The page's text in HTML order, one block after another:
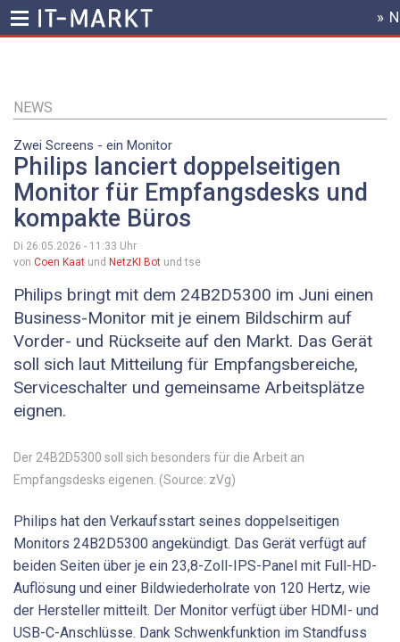
Inhalt
HEADER
MENU
»
NEWS
Zwei Screens - ein Monitor
Philips lanciert doppelseitigen
Monitor für Empfangsdesks und
kompakte Büros
Di 26.05.2026 - 11:33 Uhr
von Coen Kaat und NetzKI Bot und tse
Philips bringt mit dem 24B2D5300 im Juni einen
Business-Monitor mit je einem Bildschirm auf
Vorder- und Rückseite auf den Markt. Das Gerät
soll sich laut Mitteilung für Empfangsbereiche,
Serviceschalter und gemeinsame Arbeitsplätze
eignen.
Der 24B2D5300 soll sich besonders für die Arbeit an
Empfangsdesks eigenen. (Source: zVg)
Philips hat den Verkaufsstart seines doppelseitigen
Monitors 24B2D5300 angekündigt. Das Gerät verfügt auf
beiden Seiten über je ein 23,8-Zoll-IPS-Panel mit Full-HD-
Auflösung und einer Bildwiederholrate von 120 Hertz, wie
der Hersteller mitteilt. Der Monitor verfügt über HDMI- und
USB-C-Anschlüsse. Dank Schwenkfunktion im Standfuss